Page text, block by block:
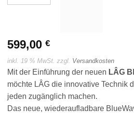
599,00 €
inkl. 19 % MwSt. zzgl. Versandkosten
Mit der Einführung der neuen LÂG
möchte LÂG die innovative Technik
jeden zugänglich machen.
Das neue, wiederaufladbare